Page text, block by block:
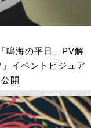
鳴海の平日」PV解
イベントビジュア
開